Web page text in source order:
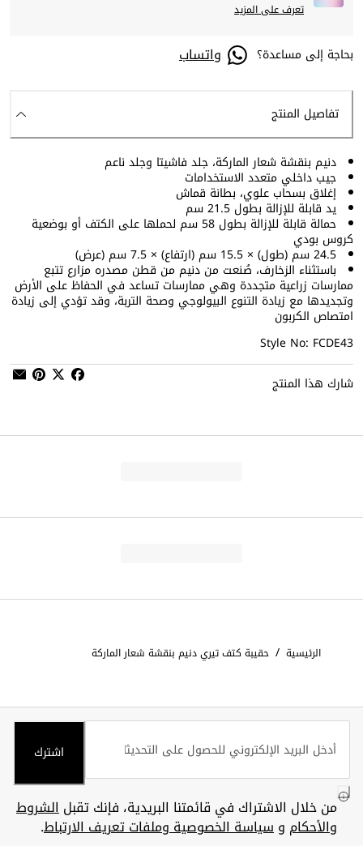
تعرف على المزيد
بحاجة إلى مساعدة؟ واتساب
تفاصيل المنتج
دنيم بنقشة شعار الماركة، جلد فاشيتا وجلد ناعم
جيب داخلي متعدد الاستخدامات
إغلاق بسحاب علوي، بطانة قماش
يد قابلة للإزالة بطول 21.5 سم
حمالة قابلة للإزالة بطول 58 سم لحملها على الكتف أو بوضعية
كروس بودي
24.5 سم (طول) × 15.5 سم (ارتفاع) × 7.5 سم (عرض)
باستثناء الزخارف، صُنعت من دنيم من قطن مصدره مزارع تتبع
ممارسات زراعية متجددة وهي ممارسات تساعد في الحفاظ على الأرض
وتجديدها مع زيادة التنوع البيولوجي وصحة التربة، وقد تؤدي إلى زيادة
امتصاص الكربون
Style No: FCDE43
شارك هذا المنتج
الرئيسية / حقيبة كتف تيري دنيم بنقشة شعار الماركة
اشترك
من خلال الاشتراك في قائمتنا البريدية، فإنك تقبلالشروط
والأحكام وسياسة الخصوصية وملفات تعريف الارتباط.